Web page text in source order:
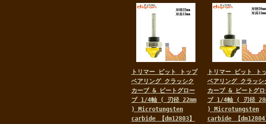
トリマー ビット トップ
ベアリング クラッシク
カーブ & ビートグロー
ブ 1/4軸 ( 刃径 22mm
) Microtungsten
carbide 【dm12803】
トリマー ビット ト
ベアリング クラッシ
カーブ & ビートグロ
ブ 1/4軸 ( 刃径
) Microtungsten
carbide 【dm12804